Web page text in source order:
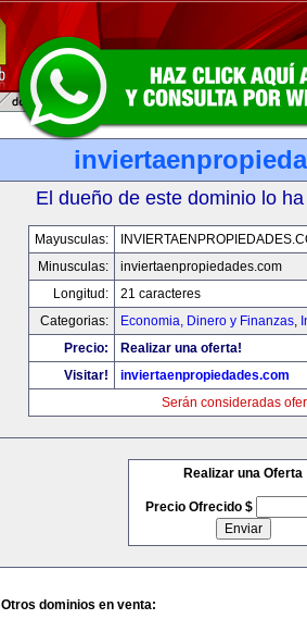
El dueño de este dominio lo
Mayusculas:
Minusculas:
inviertaenpropiedades.com
Longitud:
21 caracteres
Categorias:
Economia, Dinero y Finanzas,
Precio:
Realizar una oferta!
Visitar!
inviertaenpropiedades.com
Serán consideradas
Realizar una Oferta
Precio Ofrecido $
Otros dominios en venta: